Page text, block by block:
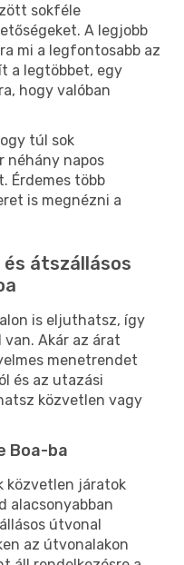
sokféle
A legjobb
mi a legfontosabb az
a legtöbbet, egy
hogy valóban
túl sok
néhány napos
Érdemes több
is megnézni a
átszállásos
is eljuthatsz, így
Akár az árat
menetrendet
és az utazási
közvetlen vagy
Boa-ba
közvetlen járatok
alacsonyabban
útvonal
az útvonalakon